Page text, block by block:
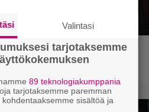
Aaltosen
Valintasi
tarjotaksemme
89 teknologiakumppania
tarjotaksemme paremman
sisältöä ja